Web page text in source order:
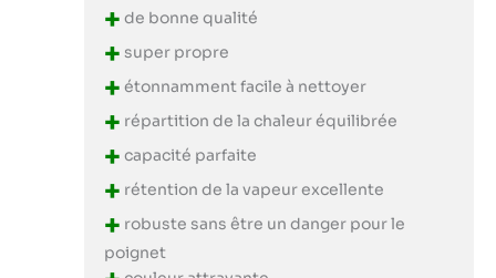
+ de bonne qualité
+ super propre
+ étonnamment facile à nettoyer
+ répartition de la chaleur équilibrée
+ capacité parfaite
+ rétention de la vapeur excellente
+ robuste sans être un danger pour le
poignet